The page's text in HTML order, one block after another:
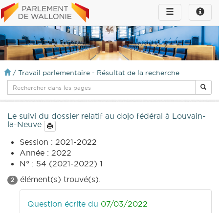
Toggle
infos
Toggle
navigation
/ Travail parlementaire - Résultat de la recherche
Le suivi du dossier relatif au dojo fédéral à Louvain-
la-Neuve
Session : 2021-2022
Année : 2022
N° : 54 (2021-2022) 1
2 élément(s) trouvé(s).
Question écrite du 07/03/2022